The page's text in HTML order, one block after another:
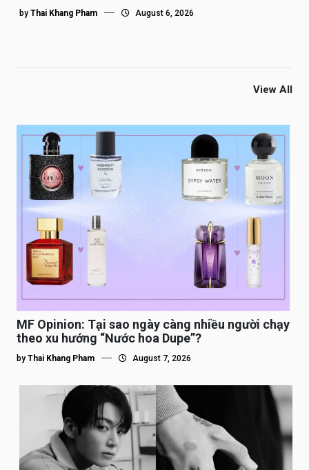
by Thai Khang Pham August 6, 2026
View All
MF Opinion: Tại sao ngày càng nhiều người chạy
theo xu hướng “Nước hoa Dupe”?
by Thai Khang Pham August 7, 2026